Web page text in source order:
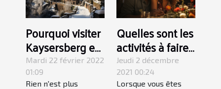
Pourquoi visiter
Kaysersberg en
hiver ?
Mardi 22 février 2022
01:09
Rien n'est plus
Quelles sont les
activités à faire
lors d’une sortie
en couple ?
Jeudi 2 décembre
2021 00:24
Lorsque vous êtes